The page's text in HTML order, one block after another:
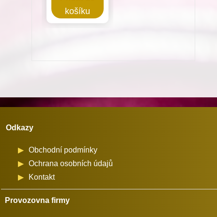
stroje
množství
košíku
Odkazy
Obchodní podmínky
Ochrana osobních údajů
Kontakt
Provozovna firmy